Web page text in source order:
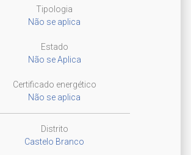
Tipologia
Não se aplica
Estado
Não se Aplica
Certificado energético
Não se aplica
Distrito
Castelo Branco